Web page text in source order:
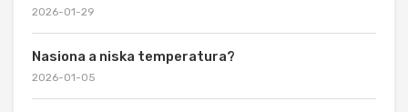
2026-01-29
Nasiona a niska temperatura?
2026-01-05